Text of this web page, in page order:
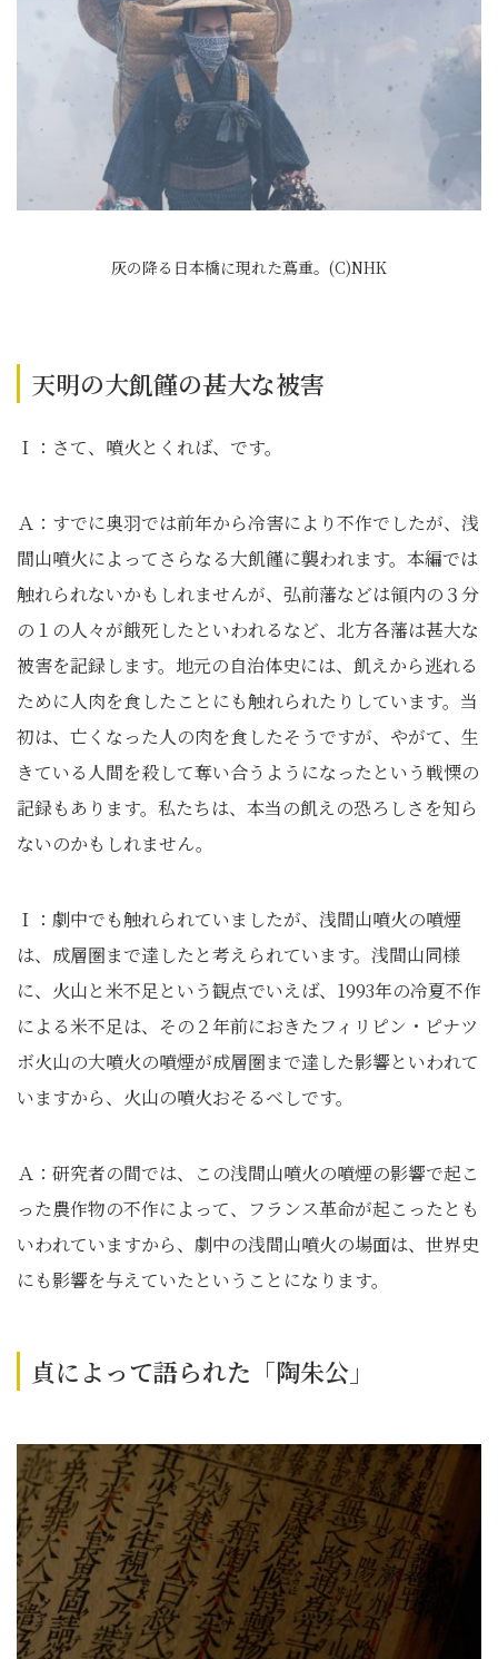
灰の降る日本橋に現れた蔦重。(C)NHK
天明の大飢饉の甚大な被害
Ｉ：さて、噴火とくれば、です。
Ａ：すでに奥羽では前年から冷害により不作でしたが、浅
間山噴火によってさらなる大飢饉に襲われます。本編では
触れられないかもしれませんが、弘前藩などは領内の３分
の１の人々が餓死したといわれるなど、北方各藩は甚大な
被害を記録します。地元の自治体史には、飢えから逃れる
ために人肉を食したことにも触れられたりしています。当
初は、亡くなった人の肉を食したそうですが、やがて、生
きている人間を殺して奪い合うようになったという戦慄の
記録もあります。私たちは、本当の飢えの恐ろしさを知ら
ないのかもしれません。
Ｉ：劇中でも触れられていましたが、浅間山噴火の噴煙
は、成層圏まで達したと考えられています。浅間山同様
に、火山と米不足という観点でいえば、1993年の冷夏不作
による米不足は、その２年前におきたフィリピン・ピナツ
ボ火山の大噴火の噴煙が成層圏まで達した影響といわれて
いますから、火山の噴火おそるべしです。
Ａ：研究者の間では、この浅間山噴火の噴煙の影響で起こ
った農作物の不作によって、フランス革命が起こったとも
いわれていますから、劇中の浅間山噴火の場面は、世界史
にも影響を与えていたということになります。
貞によって語られた「陶朱公」